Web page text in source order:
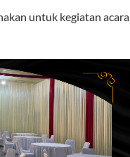
untuk kegiatan acara